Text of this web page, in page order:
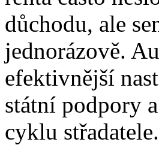
důchodu, ale
jednorázově.
efektivnější
státní podpory
cyklu střadatele.